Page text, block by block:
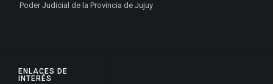
ENLACES DE
INTERÉS
Poder Judicial de la Provincia de Jujuy